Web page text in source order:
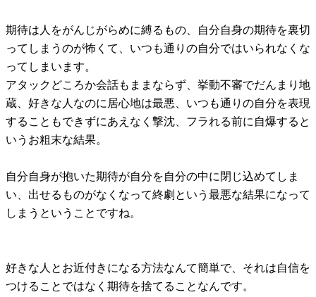
期待は人をがんじがらめに縛るもの、自分自身の期待を裏切
ってしまうのが怖くて、いつも通りの自分ではいられなくな
ってしまいます。
アタックどころか会話もままならず、挙動不審でだんまり地
蔵、好きな人なのに居心地は最悪、いつも通りの自分を表現
することもできずにあえなく撃沈、フラれる前に自爆すると
いうお粗末な結果。
自分自身が抱いた期待が自分を自分の中に閉じ込めてしま
い、出せるものがなくなって終劇という最悪な結果になって
しまうということですね。
好きな人とお近付きになる方法なんて簡単で、それは自信を
つけることではなく期待を捨てることなんです。